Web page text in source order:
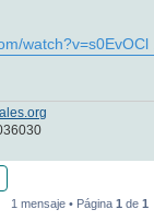
watch?v=s0EvOCl
1 mensaje • Página 1 de 1